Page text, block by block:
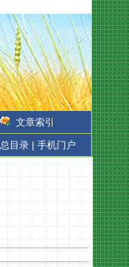
文章索引
总目录 | 手机门户